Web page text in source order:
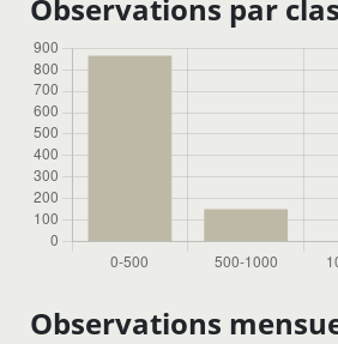
Observations par
Observations